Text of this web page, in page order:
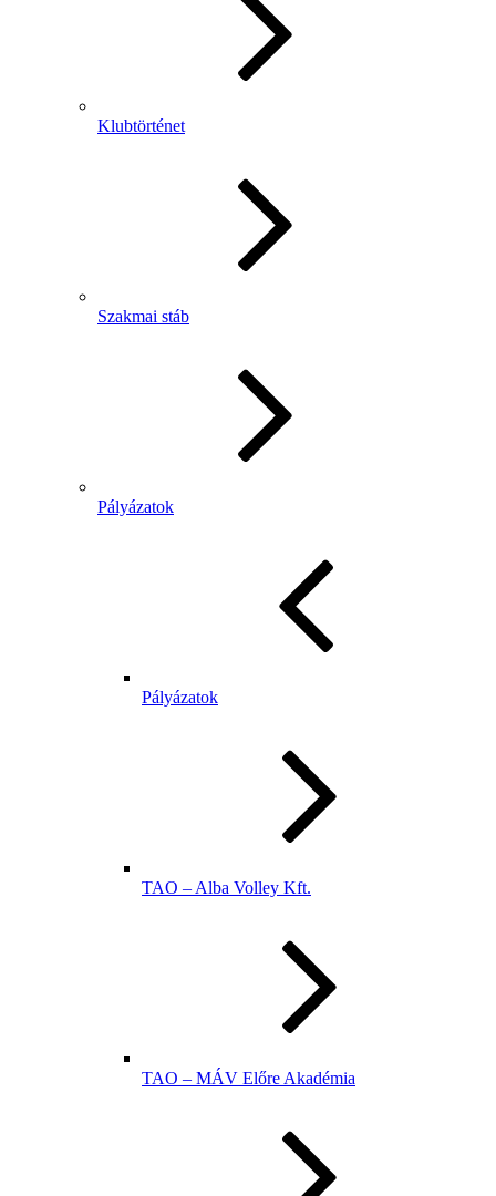
Klubtörténet
Szakmai stáb
Pályázatok
Pályázatok
TAO – Alba Volley Kft.
TAO – MÁV Előre Akadémia